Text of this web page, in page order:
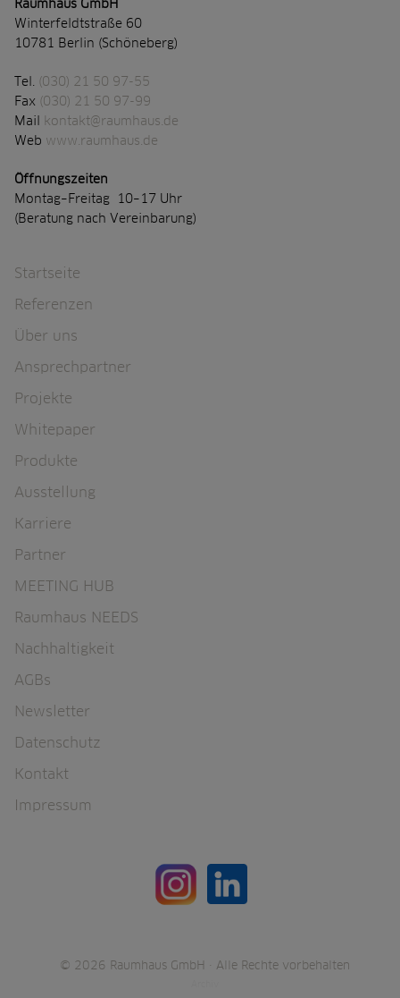
Raumhaus GmbH
Winterfeldtstraße 60
10781 Berlin (Schöneberg)
Tel.
(030) 21 50 97-55
Fax
(030) 21 50 97-99
Mail
kontakt@raumhaus.de
Web www.raumhaus.de
Öffnungszeiten
Montag–Freitag 10–17 Uhr
(Beratung nach Vereinbarung)
Startseite
Referenzen
Über uns
Ansprechpartner
Projekte
Whitepaper
Produkte
Ausstellung
Karriere
Partner
MEETING HUB
Raumhaus NEEDS
Nachhaltigkeit
AGBs
Newsletter
Datenschutz
Kontakt
Impressum
© 2026 Raumhaus GmbH · Alle Rechte vorbehalten